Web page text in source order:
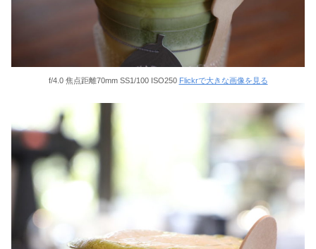
f/4.0 焦点距離70mm SS1/100 ISO250 Flickrで大きな画像を見る